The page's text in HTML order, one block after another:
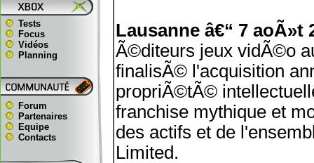
Tests
Focus
Vidéos
Planning
Forum
Partenaires
Equipe
Contacts
Lausanne â€“ 7 aoÃ»t
Ã©diteurs jeux vidÃ©o
finalisÃ© l'acquisition
propriÃ©tÃ©
franchise mythique et
des actifs et de
Limited.